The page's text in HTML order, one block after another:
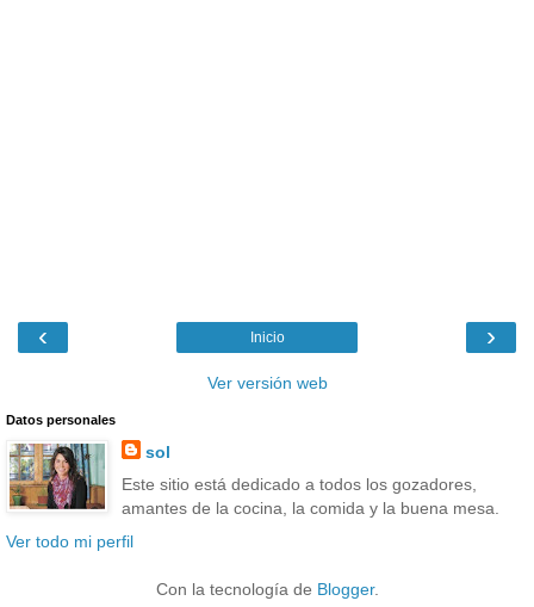
‹ ›
Inicio
Ver versión web
Datos personales
sol
Este sitio está dedicado a todos los gozadores,
amantes de la cocina, la comida y la buena mesa.
Ver todo mi perfil
Con la tecnología de Blogger.